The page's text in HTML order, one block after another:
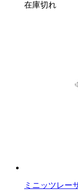
在庫切れ
ミニッツレー